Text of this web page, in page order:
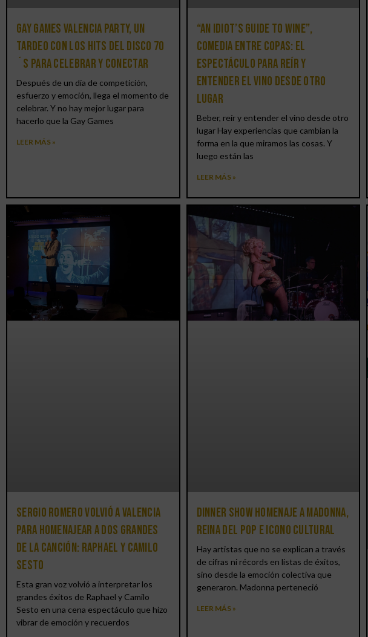
Gay Games Valencia Party, un
tardeo con los hits del DISCO 70
´S para celebrar y conectar
Después de un día de competición,
esfuerzo y emoción, llega el momento de
celebrar. Y no hay mejor lugar para
hacerlo que la Gay Games
LEER MÁS »
“An Idiot’s Guide to Wine”,
comedia entre copas: el
espectáculo para reír y
entender el vino desde otro
lugar
Beber, reír y entender el vino desde otro
lugar Hay experiencias que cambian la
forma en la que miramos las cosas. Y
luego están las
LEER MÁS »
Sergio Romero volvió a Valencia
para homenajear a dos grandes
de la canción: Raphael y Camilo
Sesto
Esta gran voz volvió a interpretar los
grandes éxitos de Raphael y Camilo
Sesto en una cena espectáculo que hizo
vibrar de emoción y recuerdos
Dinner Show homenaje a Madonna,
reina del pop e icono cultural
Hay artistas que no se explican a través
de cifras ni récords en listas de éxitos,
sino desde la emoción colectiva que
generaron. Madonna perteneció
LEER MÁS »